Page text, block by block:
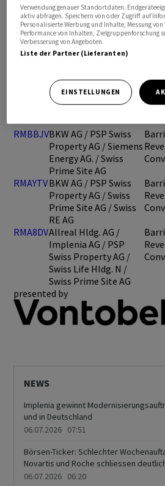
Ausgewählte Produkte
RMBBJVBKW AG / PSP Swiss
Property AG / Siemens
Energy AG. / Swiss
Prime Site AG
RMAYTVBKW AG / PSP Swiss
Property AG / Swiss
Prime Site AG / Swiss
RE AG
RMA8DVAllreal Hldg. AG /
Implenia AG / PSP
Swiss Property AG /
Swiss Life Hldg. N /
Swiss Prime Site AG
presented by
NEWS
Implenia gewinnt
und in Deutschland
06.07.2026 07:51
Börsen-Ticker: Schlechter
Novartis und Roche schliessen
Swiss Life gefragt - Aktie von Oerlikon
06.07.2026 06:20
Verwendung genauer Standortdaten.
aktiv abfragen. Speichern von oder Zugriff auf
Personalisierte Werbung und Inhalte, Messung
Performance von Inhalten, Zielgruppenforschung
Verbesserung von Angeboten.
Liste der Partner (Lieferanten)
EINSTELLUNGEN